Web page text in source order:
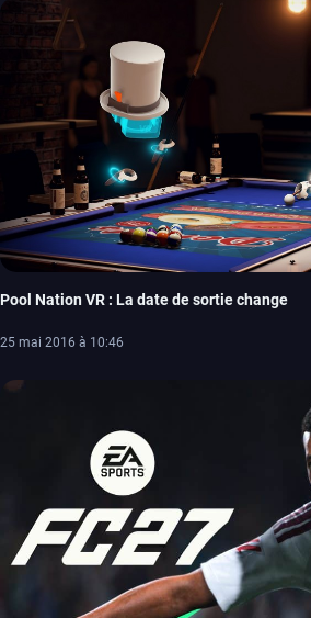
Pool Nation VR : La date de sortie change
25 mai 2016 à 10:46